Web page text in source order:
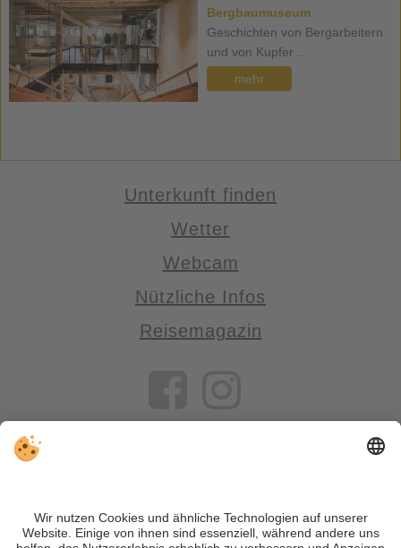
Bergbaumuseum
Geschichten von Bergarbeitern
und von Kupfer ...
mehr
Unterkunft finden
Wetter
Webcam
Nützliche Infos
Reisemagazin
VIVOSüdtirol ist das Reiseportal für alle, die Südtirol nicht nur
besuchen, sondern wirklich erleben wollen – inklusive Tipps,